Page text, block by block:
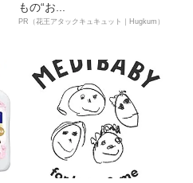
もの“お...
PR（花王アタックキュキュット｜Hugkum）